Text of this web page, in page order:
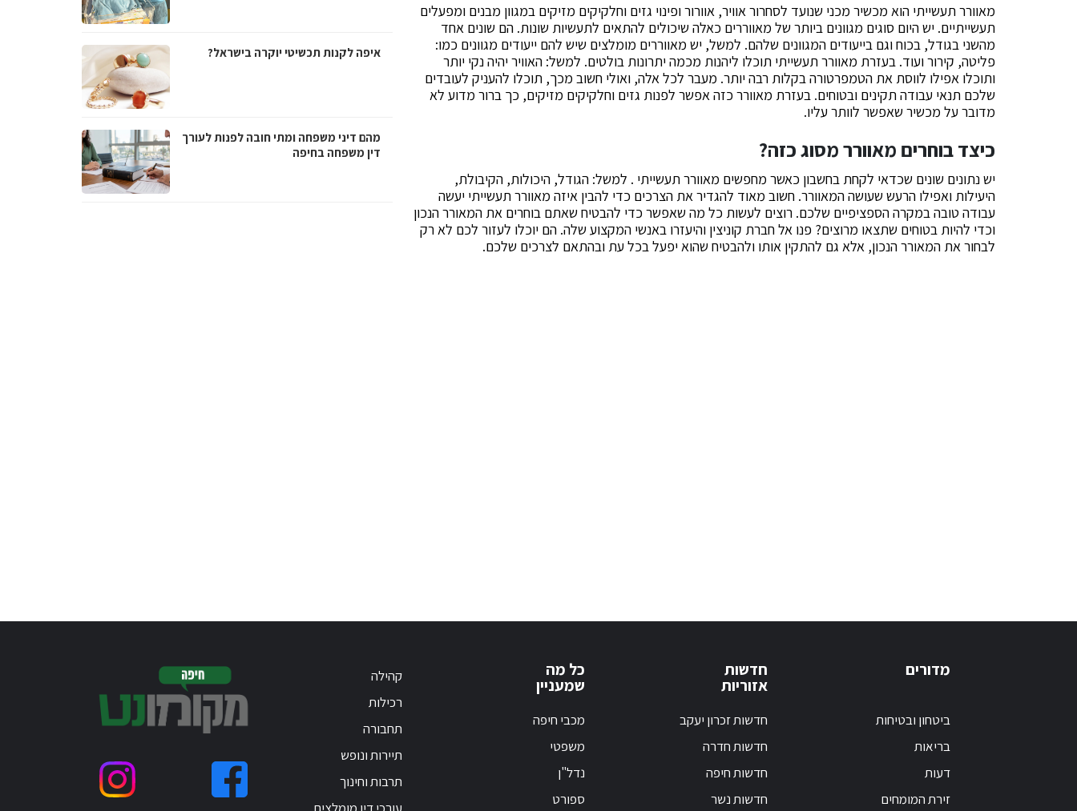
מאוורר תעשייתי הוא מכשיר מכני שנועד לסחרור אוויר, אוורור ופינוי גזים וחלקיקים מזיקים במגוון מבנים ומפעלים
תעשייתיים. יש היום סוגים מגוונים ביותר של מאווררים כאלה שיכולים להתאים לתעשיות שונות. הם שונים אחד
מהשני בגודל, בכוח וגם בייעודים המגוונים שלהם. למשל, יש מאווררים מומלצים שיש להם ייעודים מגוונים כמו:
פליטה, קירור ועוד. בעזרת מאוורר תעשייתי תוכלו ליהנות מכמה יתרונות בולטים. למשל: האוויר יהיה נקי יותר
ותוכלו אפילו לווסת את הטמפרטורה בקלות רבה יותר. מעבר לכל אלה, ואולי חשוב מכך, תוכלו להעניק לעובדים
שלכם תנאי עבודה תקינים ובטוחים. בעזרת מאוורר כזה אפשר לפנות גזים וחלקיקים מזיקים, כך ברור מדוע לא
מדובר על מכשיר שאפשר לוותר עליו.
כיצד בוחרים מאוורר מסוג כזה?
יש נתונים שונים שכדאי לקחת בחשבון כאשר מחפשים מאוורר תעשייתי . למשל: הגודל, היכולות, הקיבולת,
היעילות ואפילו הרעש שעושה המאוורר. חשוב מאוד להגדיר את הצרכים כדי להבין איזה מאוורר תעשייתי יעשה
עבודה טובה במקרה הספציפיים שלכם. רוצים לעשות כל מה שאפשר כדי להבטיח שאתם בוחרים את המאורר הנכון
וכדי להיות בטוחים שתצאו מרוצים? פנו אל חברת קוניצין והיעזרו באנשי המקצוע שלה. הם יוכלו לעזור לכם לא רק
לבחור את המאורר הנכון, אלא גם להתקין אותו ולהבטיח שהוא יפעל בכל עת ובהתאם לצרכים שלכם.
איפה לקנות תכשיטי יוקרה בישראל?
מהם דיני משפחה ומתי חובה לפנות לעורך
דין משפחה בחיפה
מדורים
ביטחון ובטיחות
בריאות
דעות
זירת המומחים
חדשות
אזוריות
חדשות זכרון יעקב
חדשות חדרה
חדשות חיפה
חדשות נשר
כל מה
שמעניין
מכבי חיפה
משפטי
נדל"ן
ספורט
קהילה
רכילות
תחבורה
תיירות ונופש
תרבות וחינוך
עורכי דין מומלצים